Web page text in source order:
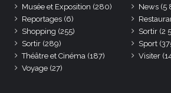
Musée et Exposition (280) News (5
Reportages (6)
Shopping (255) Sortir (2
Sortir (289) Sport
Théâtre et Cinéma (187) Visiter
Voyage (27)